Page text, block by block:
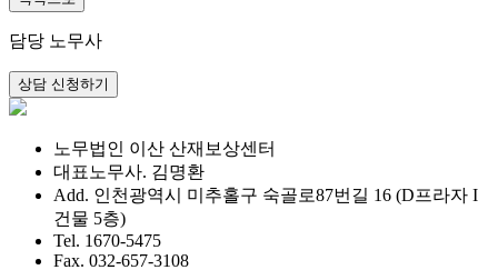
담당 노무사
노무법인 이산 산재보상센터
대표노무사. 김명환
Add. 인천광역시 미추홀구 숙골로87번길 16 (D프라자 I
건물 5층)
Tel. 1670-5475
Fax. 032-657-3108